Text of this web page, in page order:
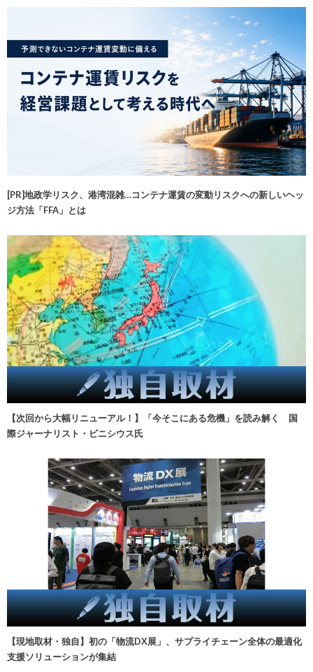
[PR]地政学リスク、港湾混雑…コンテナ運賃の変動リスクへの新しいヘッ
ジ方法「FFA」とは
【次回から大幅リニューアル！】「今そこにある危機」を読み解く 国
際ジャーナリスト・ビニシウス氏
【現地取材・独自】初の「物流DX展」、サプライチェーン全体の最適化
支援ソリューションが集結